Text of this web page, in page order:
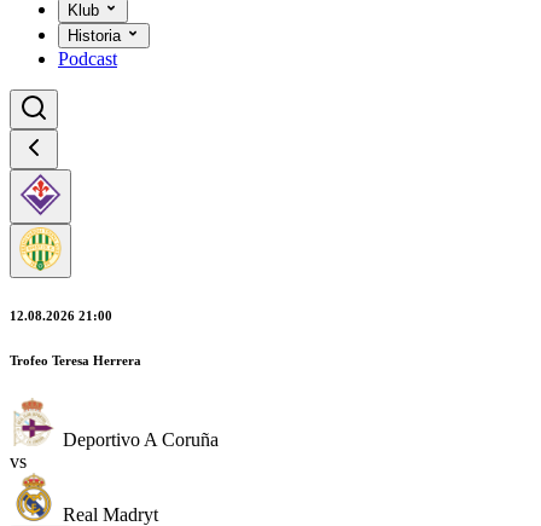
Klub
Historia
Podcast
12.08.2026 21:00
Trofeo Teresa Herrera
Deportivo A Coruña
vs
Real Madryt